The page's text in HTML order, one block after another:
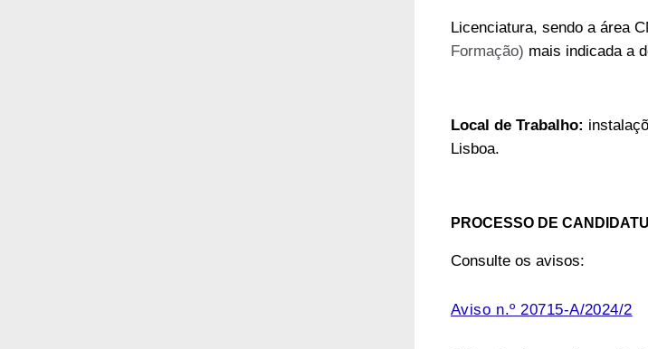
Licenciatura, sendo a área
Formação) mais indicada a
Local de Trabalho:
Lisboa.
PROCESSO DE
Consulte os avisos:
Aviso n.º 20715-A/2024/2